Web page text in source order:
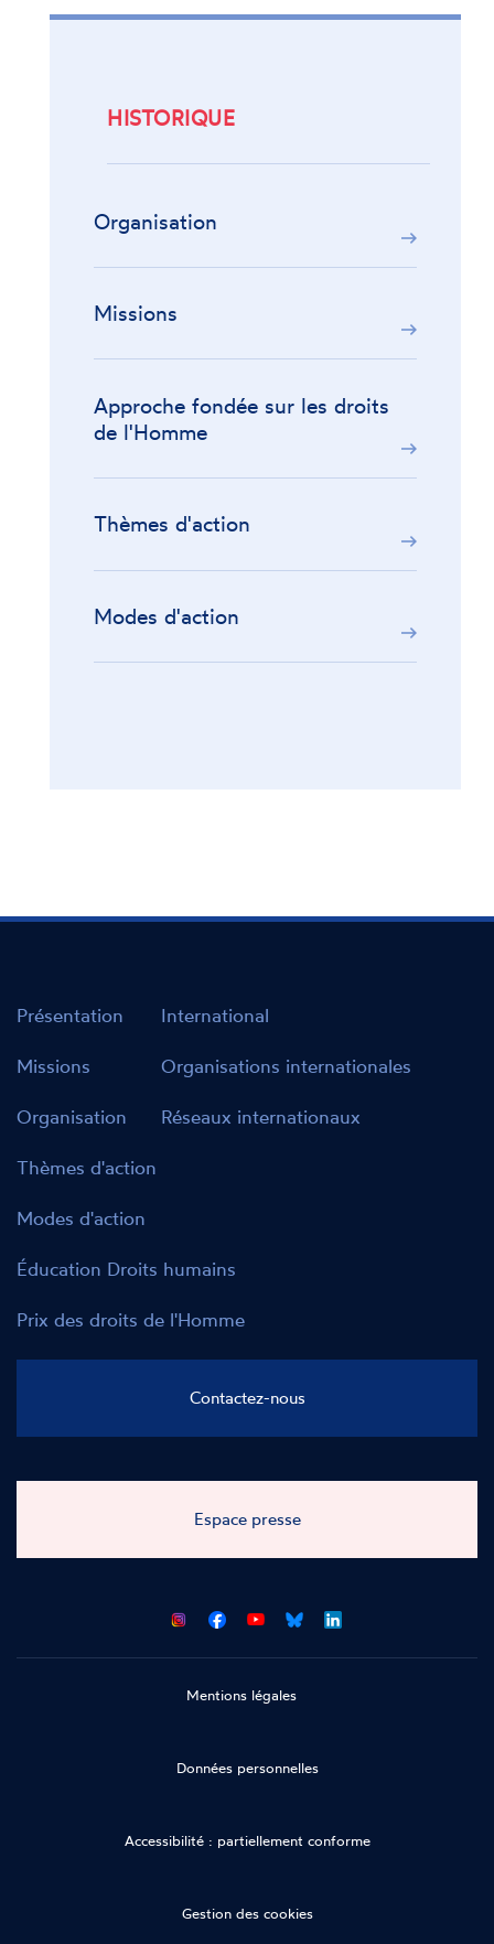
HISTORIQUE
Organisation
Missions
Approche fondée sur les droits
de l'Homme
Thèmes d'action
Modes d'action
Présentation
Missions
Organisation
Thèmes d'action
Modes d'action
International
Organisations internationales
Réseaux internationaux
Éducation Droits humains
Prix des droits de l'Homme
Contactez-nous
Espace presse
CNCDHCNCDHCNCDHCNCDH
Mentions légales
Données personnelles
Accessibilité : partiellement conforme
Gestion des cookies